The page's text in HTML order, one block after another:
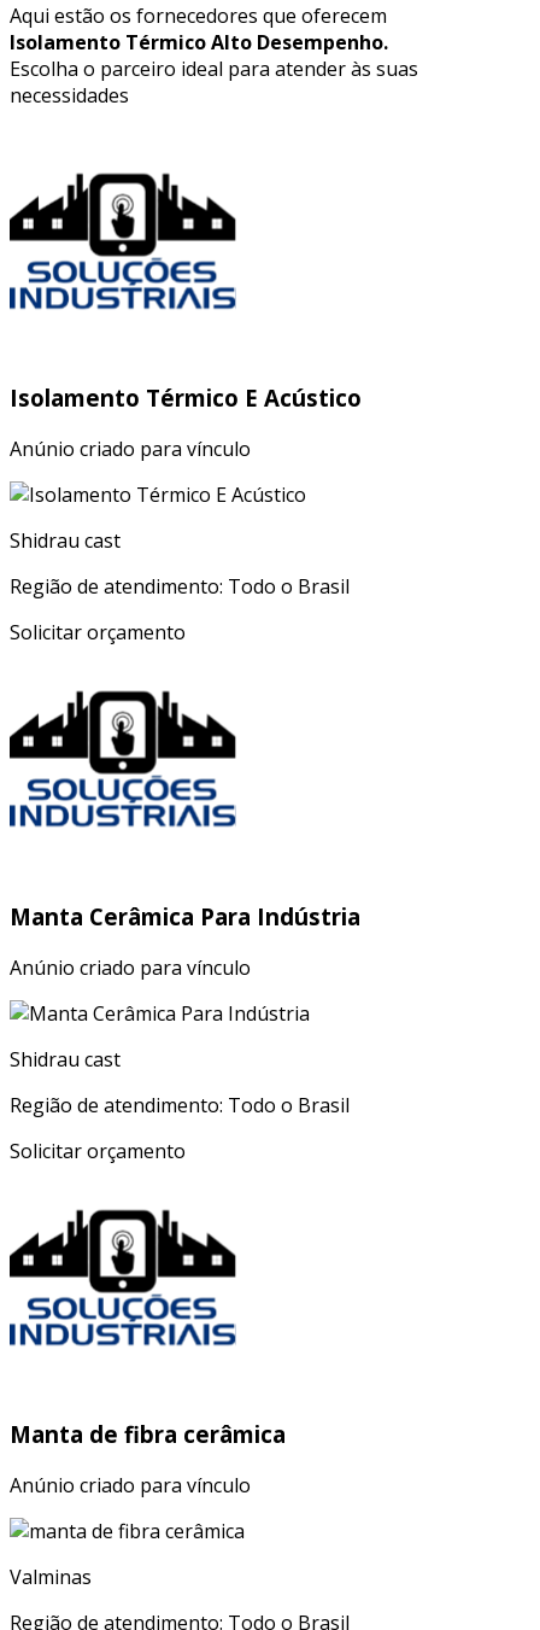
Aqui estão os fornecedores que oferecem
Isolamento Térmico Alto Desempenho.
Escolha o parceiro ideal para atender às suas
necessidades
Isolamento Térmico E Acústico
Anúnio criado para vínculo
Shidrau cast
Região de atendimento: Todo o Brasil
Solicitar orçamento
Manta Cerâmica Para Indústria
Anúnio criado para vínculo
Shidrau cast
Região de atendimento: Todo o Brasil
Solicitar orçamento
Manta de fibra cerâmica
Anúnio criado para vínculo
Valminas
Região de atendimento: Todo o Brasil